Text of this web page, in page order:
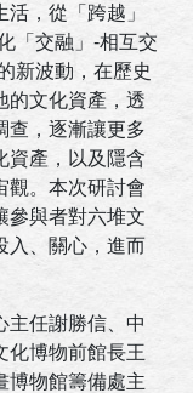
，從「跨越」
「交融」-相互交
新波動，在歷史
的文化資產，透
查，逐漸讓更多
資產，以及隱含
觀。本次研討會
參與者對六堆文
入、關心，進而
主任謝勝信、中
化博物前館長王
博物館籌備處主